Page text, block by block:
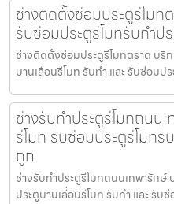
ช่างติดตั้งซ่อมประตูรีโมท
รับซ่อมประตูรีโมทรับทำป
ช่างติดตั้งซ่อมประตูรีโมทตราด บริ
บานเลื่อนรีโมท รับทำ และ รับซ่อมป
ช่างรับทำประตูรีโมทถนน
รีโมท รับซ่อมประตูรีโมทรั
ถูก
ช่างรับทำประตูรีโมทถนนเทพารักษ์
ประตูบานเลื่อนรีโมท รับทำ และ รับ